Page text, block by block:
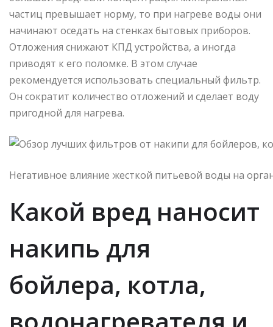
частиц превышает норму, то при нагреве воды они
начинают оседать на стенках бытовых приборов.
Отложения снижают КПД устройства, а иногда
приводят к его поломке. В этом случае
рекомендуется использовать специальный фильтр.
Он сократит количество отложений и сделает воду
пригодной для нагрева.
Негативное влияние жесткой питьевой воды на
Какой вред наносит
накипь для
бойлера, котла,